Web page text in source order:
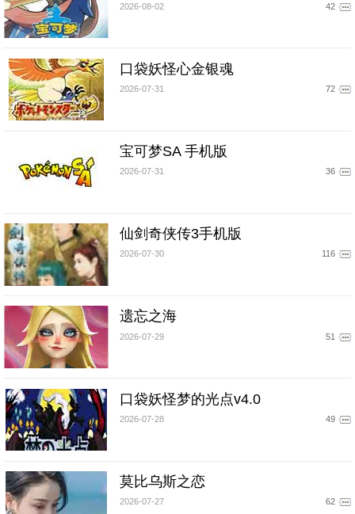
2026-08-02 42
口袋妖怪心金银魂
2026-07-31 72
宝可梦SA 手机版
2026-07-31 36
仙剑奇侠传3手机版
2026-07-30 116
遗忘之海
2026-07-29 51
口袋妖怪梦的光点v4.0
2026-07-28 49
莫比乌斯之恋
2026-07-27 62